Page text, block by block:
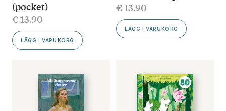
(pocket)
€13.90
LÄGG I VARUKORG
€13.90
LÄGG I VARUKORG